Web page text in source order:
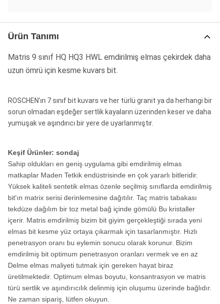
Ürün Tanımı
Matris 9 sınıf HQ HQ3 HWL emdirilmiş elmas çekirdek daha
uzun ömrü için kesme kuvars bit.
ROSCHEN'ın 7 sınıf bit kuvars ve her türlü granit ya da herhangi bir
sorun olmadan eşdeğer sertlik kayaların üzerinden keser ve daha
yumuşak ve aşındırıcı bir yere de uyarlanmıştır.
Keşif Ürünler: sondaj
Sahip oldukları en geniş uygulama gibi emdirilmiş elmas
matkaplar Maden Tetkik endüstrisinde en çok yararlı bitleridir.
Yüksek kaliteli sentetik elmas özenle seçilmiş sınıflarda emdirilmiş
bit'ın matrix serisi derinlemesine dağıtılır. Taç matris tabakası
tekdüze dağılım bir toz metal bağ içinde gömülü Bu kristaller
içerir. Matris emdirilmiş bizim bit giyim gerçekleştiği sırada yeni
elmas bit kesme yüz ortaya çıkarmak için tasarlanmıştır. Hızlı
penetrasyon oranı bu eylemin sonucu olarak korunur. Bizim
emdirilmiş bit optimum penetrasyon oranları vermek ve en az
Delme elmas maliyeti tutmak için gereken hayat biraz
üretilmektedir. Optimum elmas boyutu, konsantrasyon ve matris
türü sertlik ve aşındırıcılık delinmiş için oluşumu üzerinde bağlıdır.
Ne zaman sipariş, lütfen okuyun.